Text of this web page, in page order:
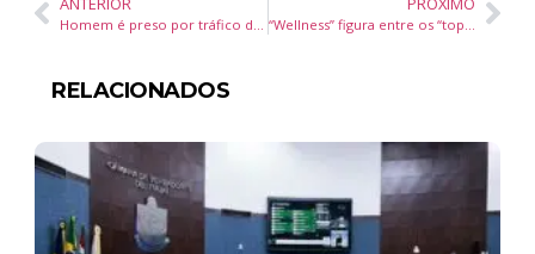
RELACIONADOS